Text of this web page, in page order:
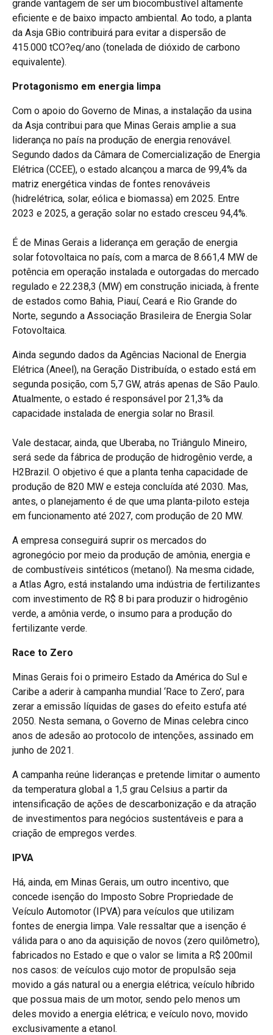
grande vantagem de ser um biocombustível altamente
eficiente e de baixo impacto ambiental. Ao todo, a planta
da Asja GBio contribuirá para evitar a dispersão de
415.000 tCO?eq/ano (tonelada de dióxido de carbono
equivalente).
Protagonismo em energia limpa
Com o apoio do Governo de Minas, a instalação da usina
da Asja contribui para que Minas Gerais amplie a sua
liderança no país na produção de energia renovável.
Segundo dados da Câmara de Comercialização de Energia
Elétrica (CCEE), o estado alcançou a marca de 99,4% da
matriz energética vindas de fontes renováveis
(hidrelétrica, solar, eólica e biomassa) em 2025. Entre
2023 e 2025, a geração solar no estado cresceu 94,4%.
É de Minas Gerais a liderança em geração de energia
solar fotovoltaica no país, com a marca de 8.661,4 MW de
potência em operação instalada e outorgadas do mercado
regulado e 22.238,3 (MW) em construção iniciada, à frente
de estados como Bahia, Piauí, Ceará e Rio Grande do
Norte, segundo a Associação Brasileira de Energia Solar
Fotovoltaica.
Ainda segundo dados da Agências Nacional de Energia
Elétrica (Aneel), na Geração Distribuída, o estado está em
segunda posição, com 5,7 GW, atrás apenas de São Paulo.
Atualmente, o estado é responsável por 21,3% da
capacidade instalada de energia solar no Brasil.
Vale destacar, ainda, que Uberaba, no Triângulo Mineiro,
será sede da fábrica de produção de hidrogênio verde, a
H2Brazil. O objetivo é que a planta tenha capacidade de
produção de 820 MW e esteja concluída até 2030. Mas,
antes, o planejamento é de que uma planta-piloto esteja
em funcionamento até 2027, com produção de 20 MW.
A empresa conseguirá suprir os mercados do
agronegócio por meio da produção de amônia, energia e
de combustíveis sintéticos (metanol). Na mesma cidade,
a Atlas Agro, está instalando uma indústria de fertilizantes
com investimento de R$ 8 bi para produzir o hidrogênio
verde, a amônia verde, o insumo para a produção do
fertilizante verde.
Race to Zero
Minas Gerais foi o primeiro Estado da América do Sul e
Caribe a aderir à campanha mundial ‘Race to Zero’, para
zerar a emissão líquidas de gases do efeito estufa até
2050. Nesta semana, o Governo de Minas celebra cinco
anos de adesão ao protocolo de intenções, assinado em
junho de 2021.
A campanha reúne lideranças e pretende limitar o aumento
da temperatura global a 1,5 grau Celsius a partir da
intensificação de ações de descarbonização e da atração
de investimentos para negócios sustentáveis e para a
criação de empregos verdes.
IPVA
Há, ainda, em Minas Gerais, um outro incentivo, que
concede isenção do Imposto Sobre Propriedade de
Veículo Automotor (IPVA) para veículos que utilizam
fontes de energia limpa. Vale ressaltar que a isenção é
válida para o ano da aquisição de novos (zero quilômetro),
fabricados no Estado e que o valor se limita a R$ 200mil
nos casos: de veículos cujo motor de propulsão seja
movido a gás natural ou a energia elétrica; veículo híbrido
que possua mais de um motor, sendo pelo menos um
deles movido a energia elétrica; e veículo novo, movido
exclusivamente a etanol.